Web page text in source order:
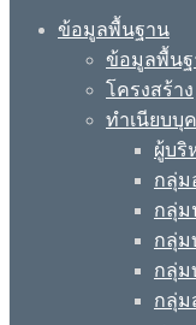
ข้อมูลพื้นฐาน
ข้อมูลพื้น
โครงสร้าง
ทำเนียบบุ
ผู้บริ
กลุ่ม
กลุ่ม
กลุ่ม
กลุ่ม
กลุ่ม